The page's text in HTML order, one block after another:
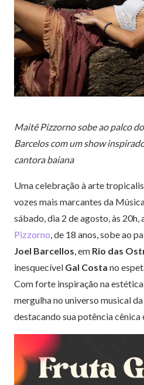
Maitê Pizzorno sobe ao palco
Barcelos com um show
cantora baiana
Uma celebração à arte
vozes mais marcantes da
sábado, dia 2 de agosto, às 20h,
Pizzorno, de 18 anos, sobe ao
Joel Barcellos, em Rio das
inesquecível Gal Costa no
Com forte inspiração na
mergulha no universo musical
destacando sua potência